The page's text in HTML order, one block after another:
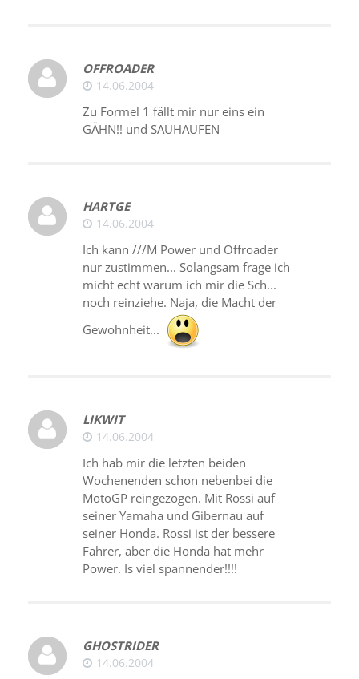
OFFROADER
14.06.2004
Zu Formel 1 fällt mir nur eins ein
GÄHN!! und SAUHAUFEN
HARTGE
14.06.2004
Ich kann ///M Power und Offroader
nur zustimmen... Solangsam frage ich
micht echt warum ich mir die Sch...
noch reinziehe. Naja, die Macht der
Gewohnheit...
LIKWIT
14.06.2004
Ich hab mir die letzten beiden
Wochenenden schon nebenbei die
MotoGP reingezogen. Mit Rossi auf
seiner Yamaha und Gibernau auf
seiner Honda. Rossi ist der bessere
Fahrer, aber die Honda hat mehr
Power. Is viel spannender!!!!
GHOSTRIDER
14.06.2004